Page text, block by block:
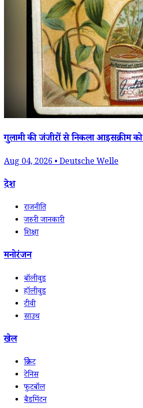
गुलामी की जंजीरों से निकला आइसक्रीम को
Aug 04, 2026 • Deutsche Welle
देश
राजनीति
जरुरी जानकारी
शिक्षा
मनोरंजन
बॉलीवुड
हॉलीवुड
टीवी
साउथ
खेल
क्रिकेट
टेनिस
फुटबॉल
बैडमिंटन